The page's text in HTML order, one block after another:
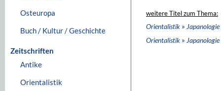
Osteuropa
Buch / Kultur / Geschichte
Zeitschriften
Antike
Orientalistik
weitere Titel zum Thema:
Orientalistik » Japanologie
Orientalistik » Japanologie